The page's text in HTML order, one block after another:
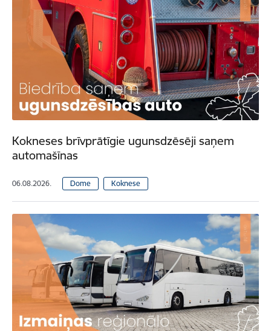
Kokneses brīvprātīgie ugunsdzēsēji saņem
automašīnas
06.08.2026. Dome Koknese